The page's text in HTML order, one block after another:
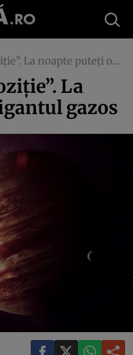
puteţi observa gigantul gazos
La
gazos